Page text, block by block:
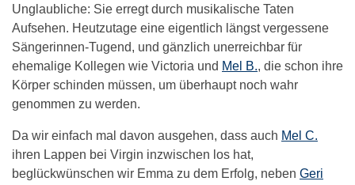
Unglaubliche: Sie erregt durch musikalische Taten
Aufsehen. Heutzutage eine eigentlich längst vergessene
Sängerinnen-Tugend, und gänzlich unerreichbar für
ehemalige Kollegen wie Victoria und Mel B., die schon ihre
Körper schinden müssen, um überhaupt noch wahr
genommen zu werden.
Da wir einfach mal davon ausgehen, dass auch Mel C.
ihren Lappen bei Virgin inzwischen los hat,
beglückwünschen wir Emma zu dem Erfolg, neben Geri